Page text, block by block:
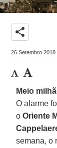
share
26 Setembro 2018
Meio
O alarme
oOriente
semana, o